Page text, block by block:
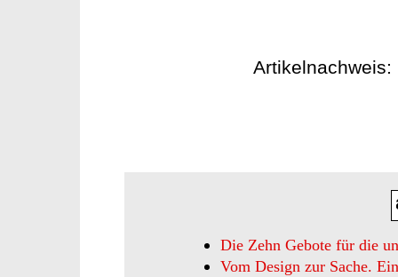
Artikelnachweis:
Die Zehn Gebote für die
Vom Design zur Sache.